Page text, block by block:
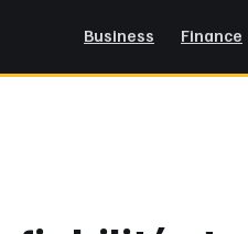
Business Finance